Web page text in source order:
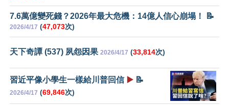
7.6萬億變死錢？2026年最大危機：14億人信心崩塌！ 📝
2026/4/17 (47,073次)
天下奇譚 (537) 夙怨因果 2026/4/17 (33,814次)
習近平像小學生一樣給川普回信 ▶️ 📝
2026/4/17 (69,846次)